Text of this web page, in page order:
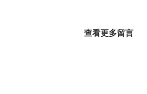
查看更多留言